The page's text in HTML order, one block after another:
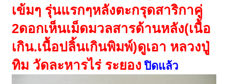
เข้มๆ รุ่นแรกๆหลังตะกรุดสาริกาคู่
2ดอกเห็นเม็ดมวลสารด้านหลัง(เนื้อ
เกิน.เนื้อปลิ้นเกินพิมพ์)ดูเอา หลวงปู่
ทิม วัดละหารไร่ ระยอง ปิดแล้ว